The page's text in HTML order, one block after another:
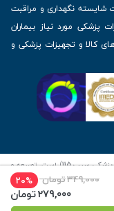
349,000تومان 20%
279,000تومان
شایسته نگهداری و مراقبت
پزشکی مورد نیاز بیماران
کالا و تجهیزات پزشکی و
را دارا می‌باشد
سیب 115 ) است، توسعه و